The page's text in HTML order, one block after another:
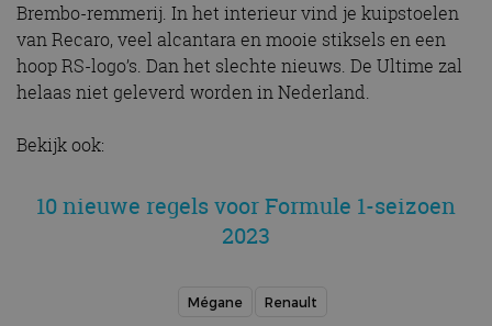
Brembo-remmerij. In het interieur vind je kuipstoelen
van Recaro, veel alcantara en mooie stiksels en een
hoop RS-logo’s. Dan het slechte nieuws. De Ultime zal
helaas niet geleverd worden in Nederland.
Bekijk ook:
10 nieuwe regels voor Formule 1-seizoen
2023
Mégane Renault